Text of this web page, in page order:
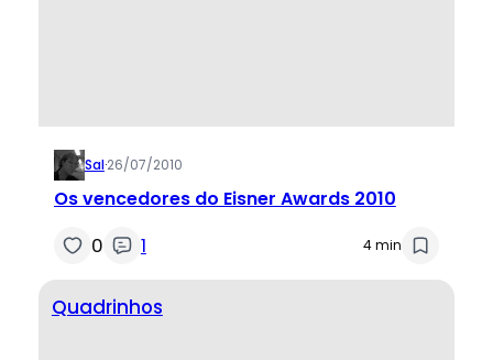
Sal·26/07/2010
Os vencedores do Eisner Awards 2010
0 1 4 min
Quadrinhos